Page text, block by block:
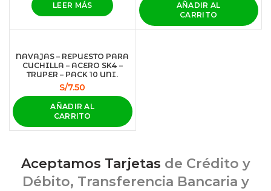
LEER MÁS
AÑADIR AL
CARRITO
NAVAJAS – REPUESTO PARA
CUCHILLA – ACERO SK4 –
TRUPER – PACK 10 UNI.
S/7.50
AÑADIR AL
CARRITO
Aceptamos Tarjetas de Crédito y
Débito, Transferencia Bancaria y